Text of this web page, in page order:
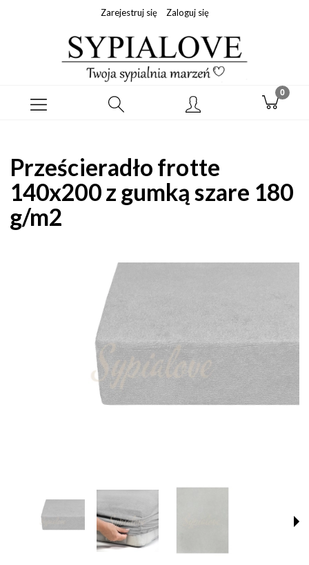
Zarejestruj się Zaloguj się
Prześcieradło frotte
140x200 z gumką szare 180
g/m2